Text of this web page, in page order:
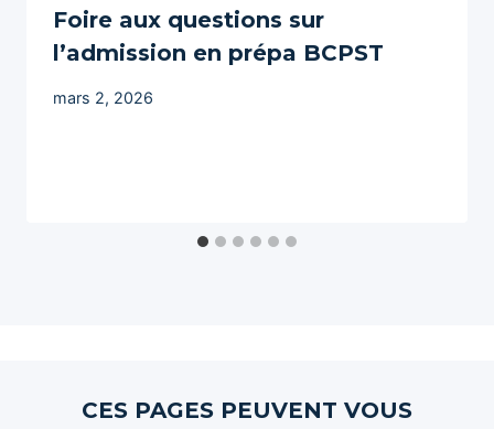
Foire aux questions sur
l’admission en prépa BCPST
mars 2, 2026
CES PAGES PEUVENT VOUS